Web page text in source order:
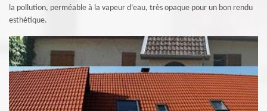
la pollution, perméable à la vapeur d’eau, très opaque pour un bon rendu
esthétique.